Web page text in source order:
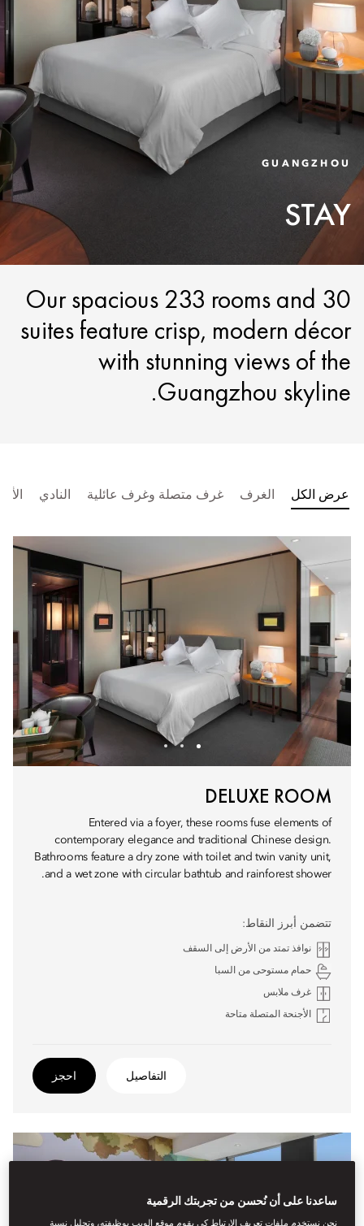
GUANGZHOU
STAY
Our spacious 233 rooms and 30
suites feature crisp, modern décor
with stunning views of the
Guangzhou skyline.
عرض الكل الغرف غرف متصلة وغرف عائلية النادي
DELUXE ROOM
Entered via a foyer, these rooms fuse elements of
contemporary elegance and traditional Chinese design.
Bathrooms feature a dry zone with toilet and twin vanity unit,
and a wet zone with circular bathtub and rainforest shower.
تتضمن أبرز النقاط:
نوافذ تمتد من الأرض إلى السقف
حمام مستوحى من السبا
غرف ملابس
الأجنحة المتصلة متاحة
التفاصيل احجز
ساعدنا على أن نُحسن من تجربتك الرقمية
نحن نستخدم ملفات تعريف الارتباط كي يقوم موقع الويب بوظيفته، وتحليل نسبة